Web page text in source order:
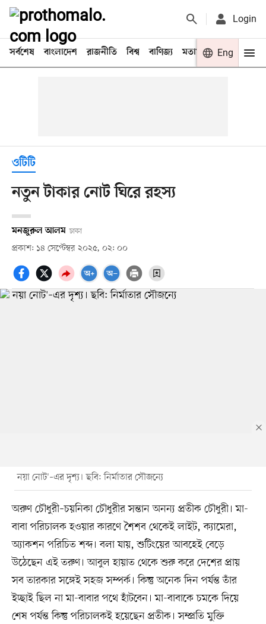
Login
সর্বশেষ বাংলাদেশ রাজনীতি বিশ্ব বাণিজ্য মতামত খেলা
Eng
ওটিটি
নতুন টাকার নোট ঘিরে রহস্য
মনজুরুল আলম ঢাকা
প্রকাশ: ১৪ সেপ্টেম্বর ২০২৫, ০২: ০০
`নয়া নোট'–এর দৃশ্য। ছবি: নির্মাতার সৌজন্যে
অরুণ চৌধুরী–চয়নিকা চৌধুরীর সন্তান অনন্য প্রতীক চৌধুরী। মা-
বাবা পরিচালক হওয়ার কারণে শৈশব থেকেই লাইট, ক্যামেরা,
অ্যাকশন পরিচিত শব্দ। বলা যায়, শুটিংয়ের আবহেই বেড়ে
উঠেছেন এই তরুণ। আবুল হায়াত থেকে শুরু করে দেশের প্রায়
সব তারকার সঙ্গেই সহজ সম্পর্ক। কিন্তু অনেক দিন পর্যন্ত তাঁর
ইচ্ছাই ছিল না মা-বাবার পথে হাঁটবেন। মা-বাবাকে চমকে দিয়ে
শেষ পর্যন্ত কিন্তু পরিচালকই হয়েছেন প্রতীক। সম্প্রতি মুক্তি